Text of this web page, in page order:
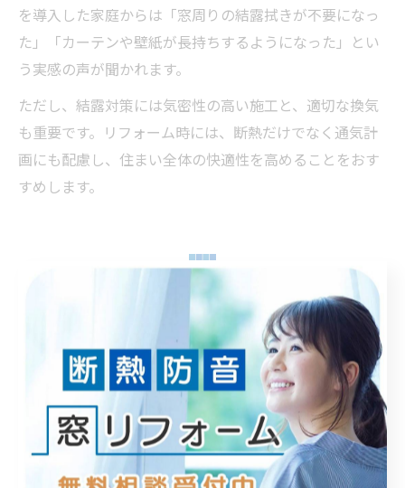
を導入した家庭からは「窓周りの結露拭きが不要になっ
た」「カーテンや壁紙が長持ちするようになった」とい
う実感の声が聞かれます。
ただし、結露対策には気密性の高い施工と、適切な換気
も重要です。リフォーム時には、断熱だけでなく通気計
画にも配慮し、住まい全体の快適性を高めることをおす
すめします。
高砂市で補助金活用するリフォ
窓リフォーム補助金申請の基本ステップ解説
窓リフォームで二重窓を導入する際、補助金を活用する
ためには、申請手順を正しく理解しておくことが重要で
す。特に兵庫県高砂市では、国や自治体の補助金制度が